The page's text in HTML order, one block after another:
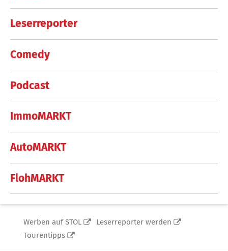
Leserreporter
Comedy
Podcast
ImmoMARKT
AutoMARKT
FlohMARKT
Werben auf STOL
Leserreporter werden
Tourentipps